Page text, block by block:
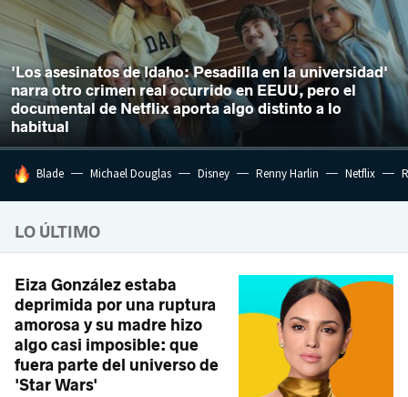
'Los asesinatos de Idaho: Pesadilla en la universidad'
narra otro crimen real ocurrido en EEUU, pero el
documental de Netflix aporta algo distinto a lo
habitual
HOY SE HABLA DE
Blade Michael Douglas Disney Renny Harlin Netflix
LO ÚLTIMO
Eiza González estaba
deprimida por una ruptura
amorosa y su madre hizo
algo casi imposible: que
fuera parte del universo de
'Star Wars'